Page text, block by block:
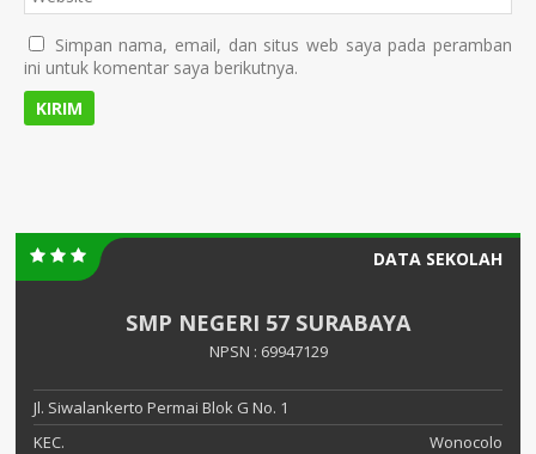
Simpan nama, email, dan situs web saya pada peramban
ini untuk komentar saya berikutnya.
DATA SEKOLAH
SMP NEGERI 57 SURABAYA
NPSN : 69947129
Jl. Siwalankerto Permai Blok G No. 1
KEC.
Wonocolo